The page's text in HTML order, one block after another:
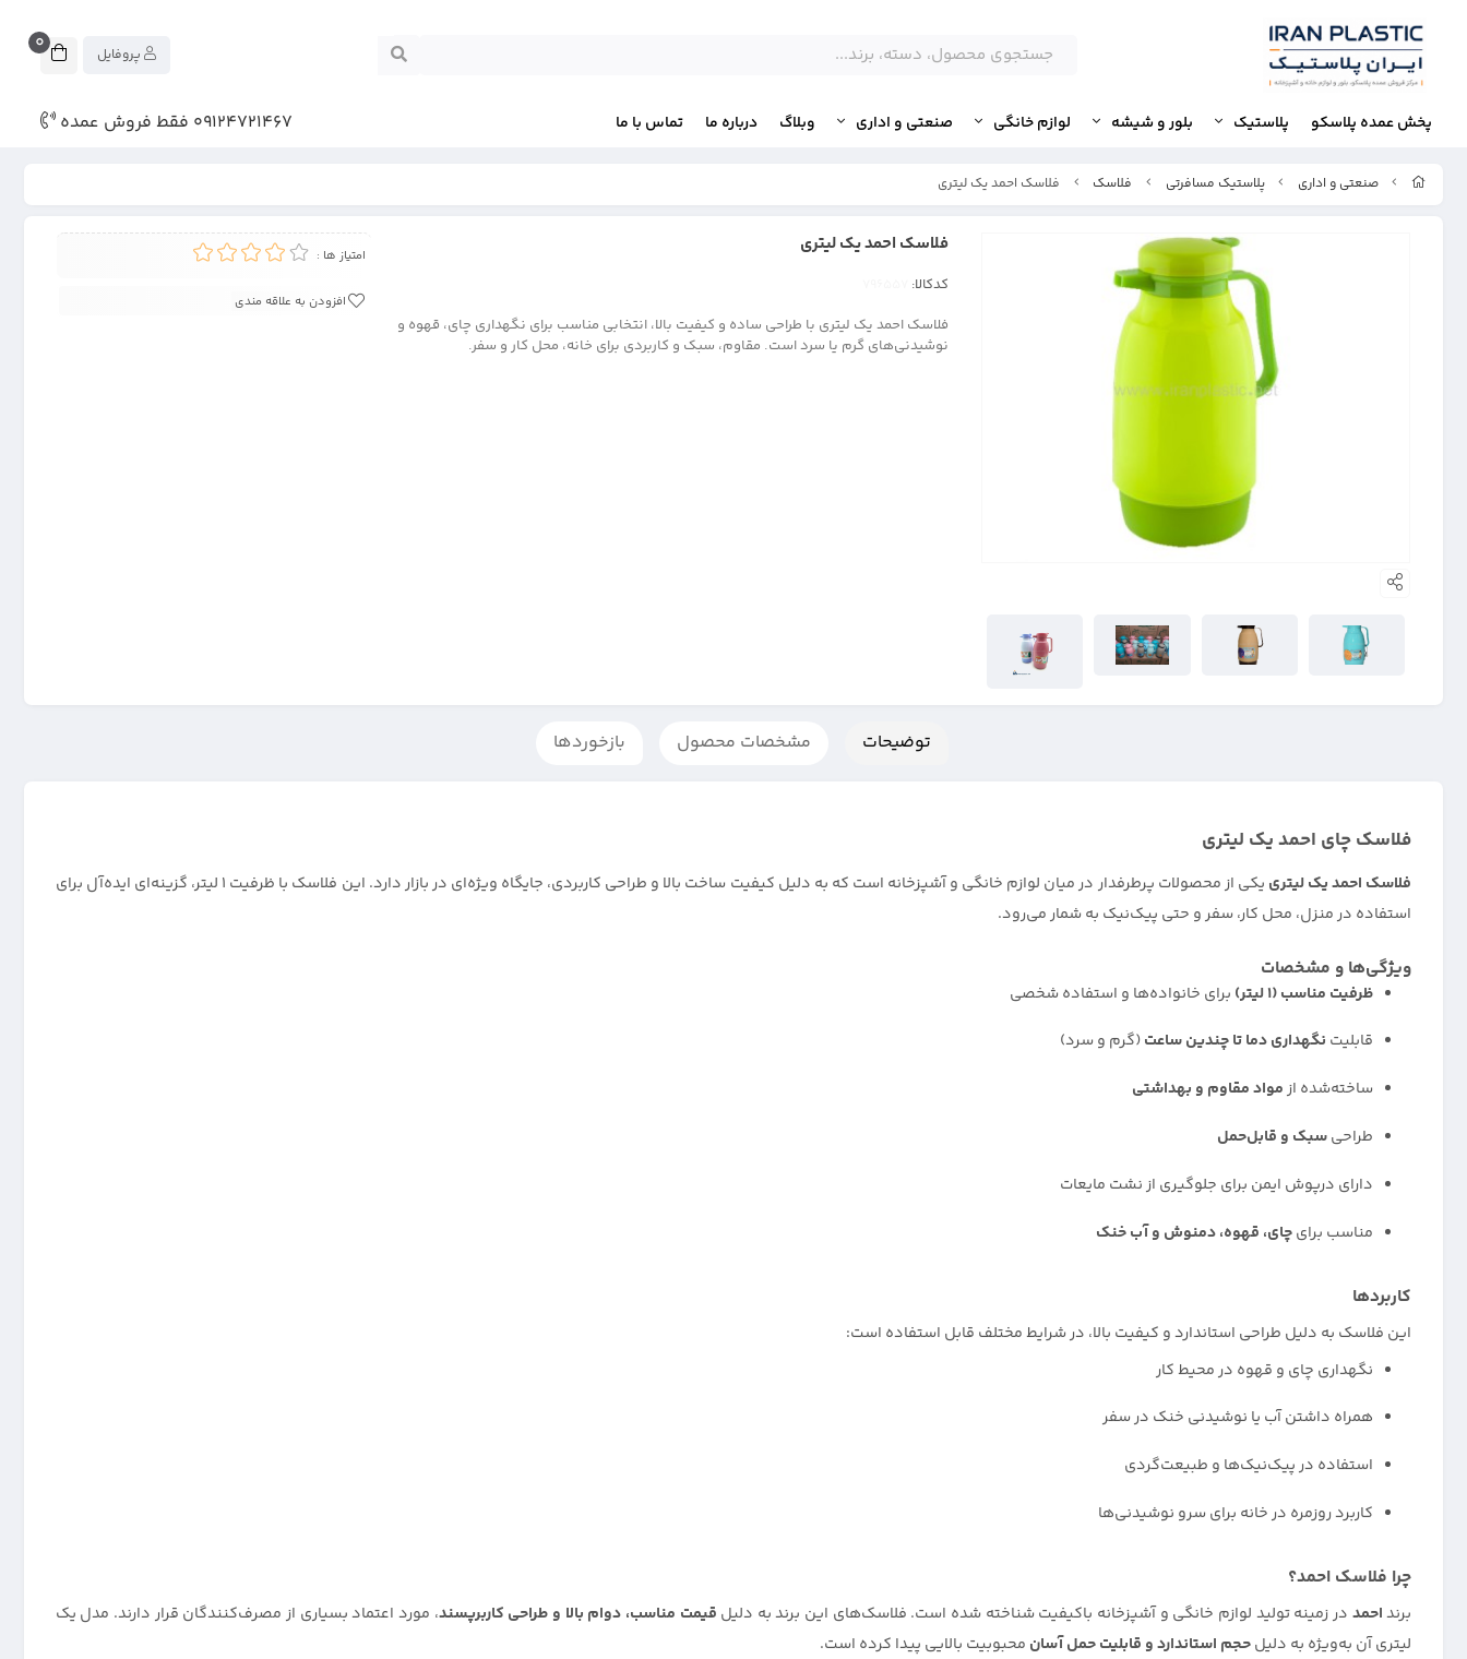
0
پخش عمده پلاسکو پلاستیک بلور و شیشه لوازم خانگی صنعتی و اداری وبلاگ درباره ما تماس با ما 09124721467 فقط فروش عمده
صنعتی و اداری پلاستیک مسافرتی فلاسک فلاسک احمد یک لیتری
فلاسک احمد یک لیتری
کدکالا:
فلاسک احمد یک لیتری با طراحی ساده و کیفیت بالا، انتخابی مناسب برای نگهداری چای، قهوه و
نوشیدنی‌های گرم یا سرد است. مقاوم، سبک و کاربردی برای خانه، محل کار و سفر.
امتیاز ها :
افزودن به علاقه مندی
توضیحات مشخصات محصول بازخوردها
فلاسک چای احمد یک لیتری
فلاسک احمد یک لیتری
یکی از محصولات پرطرفدار در میان لوازم خانگی و آشپزخانه است که به دلیل کیفیت ساخت بالا و طراحی کاربردی، جایگاه ویژه‌ای در بازار دارد. این فلاسک با ظرفیت ۱ لیتر، گزینه‌ای ایده‌آل برای
استفاده در منزل، محل کار، سفر و حتی پیک‌نیک به شمار می‌رود.
ویژگی‌ها و مشخصات
ظرفیت مناسب (۱ لیتر)
برای خانواده‌ها و استفاده شخصی
قابلیت نگهداری دما تا چندین ساعت(گرم و سرد)
ساخته‌شده ازمواد مقاوم و بهداشتی
طراحیسبک و قابل‌حمل
دارای درپوش ایمن برای جلوگیری از نشت مایعات
مناسب برایچای، قهوه، دمنوش و آب خنک
کاربردها
این فلاسک به دلیل طراحی استاندارد و کیفیت بالا، در شرایط مختلف قابل استفاده است:
نگهداری چای و قهوه در محیط کار
همراه داشتن آب یا نوشیدنی خنک در سفر
استفاده در پیک‌نیک‌ها و طبیعت‌گردی
کاربرد روزمره در خانه برای سرو نوشیدنی‌ها
چرا فلاسک احمد؟
برنداحمد در زمینه تولید لوازم خانگی و آشپزخانه باکیفیت شناخته شده است. فلاسک‌های این برند به دلیل قیمت مناسب، دوام بالا و طراحی کاربرپسند، مورد اعتماد بسیاری از مصرف‌کنندگان قرار دارند. مدل یک
لیتری آن به‌ویژه به دلیلحجم استاندارد و قابلیت حمل آسان محبوبیت بالایی پیدا کرده است.